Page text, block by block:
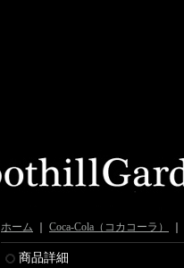
ホーム Coca-Cola（コカコーラ）
商品詳細